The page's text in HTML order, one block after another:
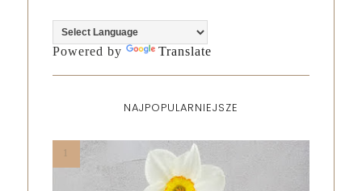
Powered by Translate
NAJPOPULARNIEJSZE